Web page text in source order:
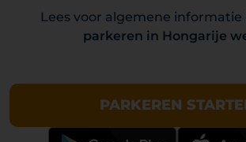
Lees voor algemene informatie
parkeren in Hongarije
PARKEREN